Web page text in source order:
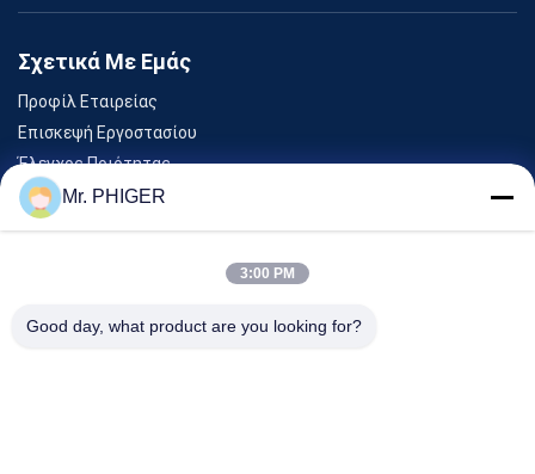
Σχετικά Με Εμάς
Προφίλ Εταιρείας
Επισκεψή Εργοστασίου
Έλεγχος Ποιότητας
Sitemap
Επικοινωνήστε Μαζί Μας
Εκδηλώσεις
Mr. PHIGER
3:00 PM
Good day, what product are you looking for?